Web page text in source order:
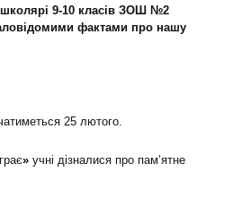
9-10 класів ЗОШ №2
фактами про нашу
25 лютого.
» учні дізналися про пам’ятне